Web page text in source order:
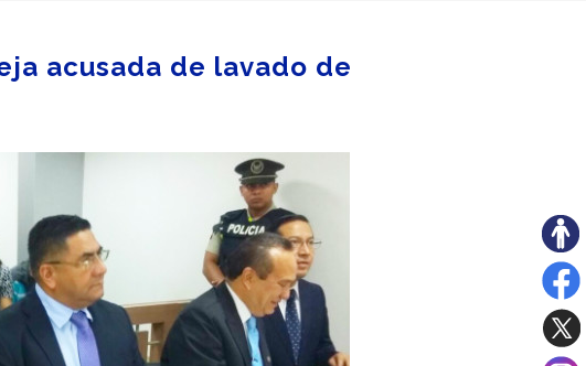
acusada de lavado de